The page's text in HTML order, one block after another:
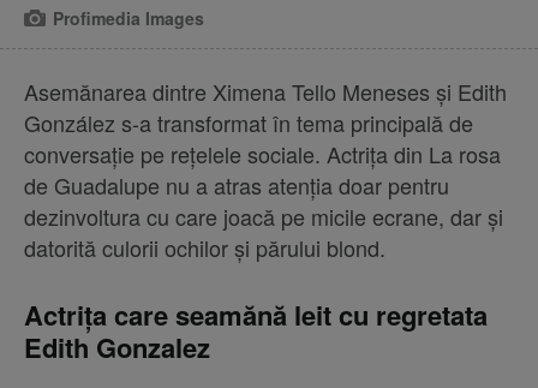
Profimedia Images
Asemănarea dintre Ximena Tello Meneses și Edith
González s-a transformat în tema principală de
conversație pe rețelele sociale. Actrița din La rosa
de Guadalupe nu a atras atenția doar pentru
dezinvoltura cu care joacă pe micile ecrane, dar și
datorită culorii ochilor și părului blond.
Actrița care seamănă leit cu regretata
Edith Gonzalez